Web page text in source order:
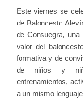
Este viernes se
de Baloncesto
de Consuegra,
valor del
formativa y de
de niños y
entrenamientos,
a un mismo